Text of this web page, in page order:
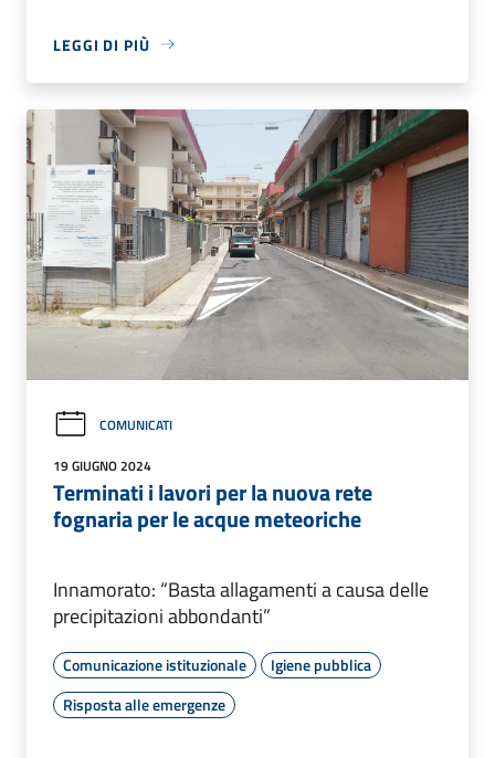
LEGGI DI PIÙ
COMUNICATI
19 GIUGNO 2024
Terminati i lavori per la nuova rete
fognaria per le acque meteoriche
Innamorato: “Basta allagamenti a causa delle
precipitazioni abbondanti”
Comunicazione istituzionale
Igiene pubblica
Risposta alle emergenze